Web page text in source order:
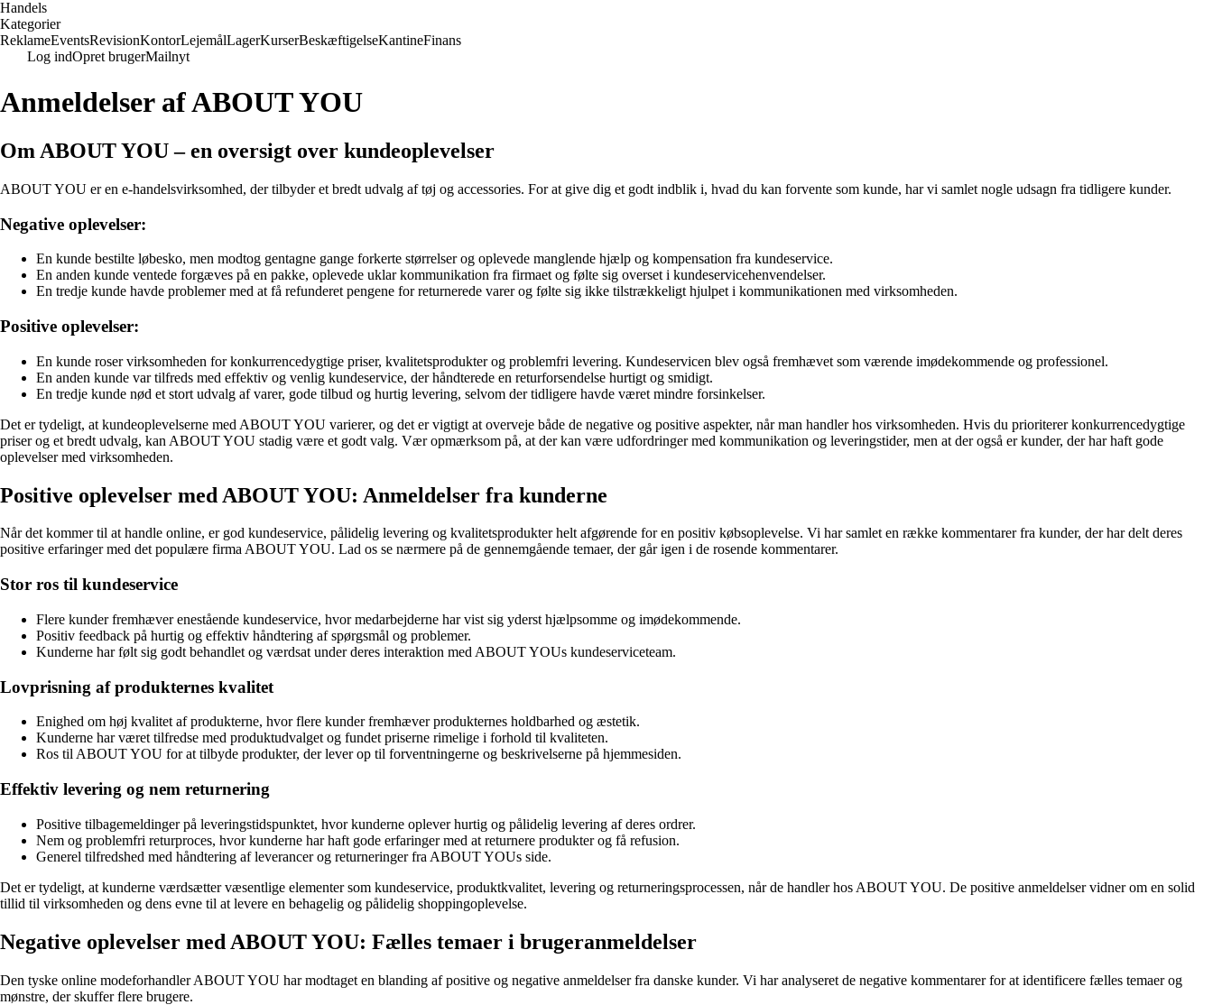
Handels
Kategorier
ReklameEventsRevisionKontorLejemålLagerKurserBeskæftigelseKantineFinans
Log indOpret brugerMailnyt
Anmeldelser af ABOUT YOU
Om ABOUT YOU – en oversigt over kundeoplevelser
ABOUT YOU er en e-handelsvirksomhed, der tilbyder et bredt udvalg af tøj og accessories. For at give dig et godt indblik i, hvad du kan forvente som kunde, har vi samlet nogle udsagn fra tidligere kunder.
Negative oplevelser:
En kunde bestilte løbesko, men modtog gentagne gange forkerte størrelser og oplevede manglende hjælp og kompensation fra kundeservice.
En anden kunde ventede forgæves på en pakke, oplevede uklar kommunikation fra firmaet og følte sig overset i kundeservicehenvendelser.
En tredje kunde havde problemer med at få refunderet pengene for returnerede varer og følte sig ikke tilstrækkeligt hjulpet i kommunikationen med virksomheden.
Positive oplevelser:
En kunde roser virksomheden for konkurrencedygtige priser, kvalitetsprodukter og problemfri levering. Kundeservicen blev også fremhævet som værende imødekommende og professionel.
En anden kunde var tilfreds med effektiv og venlig kundeservice, der håndterede en returforsendelse hurtigt og smidigt.
En tredje kunde nød et stort udvalg af varer, gode tilbud og hurtig levering, selvom der tidligere havde været mindre forsinkelser.
Det er tydeligt, at kundeoplevelserne med ABOUT YOU varierer, og det er vigtigt at overveje både de negative og positive aspekter, når man handler hos virksomheden. Hvis du prioriterer konkurrencedygtige
priser og et bredt udvalg, kan ABOUT YOU stadig være et godt valg. Vær opmærksom på, at der kan være udfordringer med kommunikation og leveringstider, men at der også er kunder, der har haft gode
oplevelser med virksomheden.
Positive oplevelser med ABOUT YOU: Anmeldelser fra kunderne
Når det kommer til at handle online, er god kundeservice, pålidelig levering og kvalitetsprodukter helt afgørende for en positiv købsoplevelse. Vi har samlet en række kommentarer fra kunder, der har delt deres
positive erfaringer med det populære firma ABOUT YOU. Lad os se nærmere på de gennemgående temaer, der går igen i de rosende kommentarer.
Stor ros til kundeservice
Flere kunder fremhæver enestående kundeservice, hvor medarbejderne har vist sig yderst hjælpsomme og imødekommende.
Positiv feedback på hurtig og effektiv håndtering af spørgsmål og problemer.
Kunderne har følt sig godt behandlet og værdsat under deres interaktion med ABOUT YOUs kundeserviceteam.
Lovprisning af produkternes kvalitet
Enighed om høj kvalitet af produkterne, hvor flere kunder fremhæver produkternes holdbarhed og æstetik.
Kunderne har været tilfredse med produktudvalget og fundet priserne rimelige i forhold til kvaliteten.
Ros til ABOUT YOU for at tilbyde produkter, der lever op til forventningerne og beskrivelserne på hjemmesiden.
Effektiv levering og nem returnering
Positive tilbagemeldinger på leveringstidspunktet, hvor kunderne oplever hurtig og pålidelig levering af deres ordrer.
Nem og problemfri returproces, hvor kunderne har haft gode erfaringer med at returnere produkter og få refusion.
Generel tilfredshed med håndtering af leverancer og returneringer fra ABOUT YOUs side.
Det er tydeligt, at kunderne værdsætter væsentlige elementer som kundeservice, produktkvalitet, levering og returneringsprocessen, når de handler hos ABOUT YOU. De positive anmeldelser vidner om en solid
tillid til virksomheden og dens evne til at levere en behagelig og pålidelig shoppingoplevelse.
Negative oplevelser med ABOUT YOU: Fælles temaer i brugeranmeldelser
Den tyske online modeforhandler ABOUT YOU har modtaget en blanding af positive og negative anmeldelser fra danske kunder. Vi har analyseret de negative kommentarer for at identificere fælles temaer og
mønstre, der skuffer flere brugere.